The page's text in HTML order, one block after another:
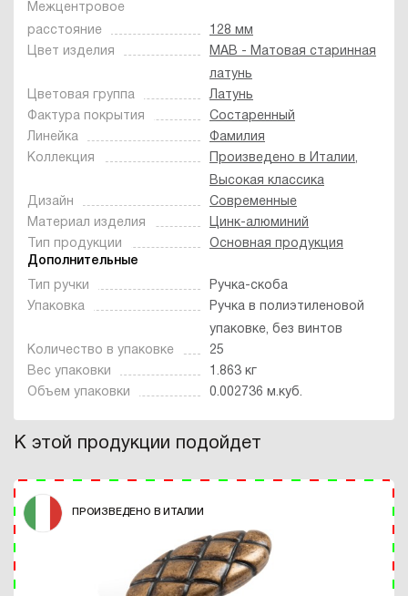
Межцентровое
расстояние
128 мм
Цвет изделия
MAB - Матовая старинная
латунь
Цветовая группа
Латунь
Фактура покрытия
Состаренный
Линейка
Фамилия
Коллекция
Произведено в Италии,
Высокая классика
Дизайн
Современные
Материал изделия
Цинк-алюминий
Тип продукции
Основная продукция
Дополнительные
Тип ручки
Ручка-скоба
Упаковка
Ручка в полиэтиленовой
упаковке, без винтов
Количество в упаковке
25
Вес упаковки
1.863 кг
Объем упаковки
0.002736 м.куб.
К этой продукции подойдет
ПРОИЗВЕДЕНО В ИТАЛИИ